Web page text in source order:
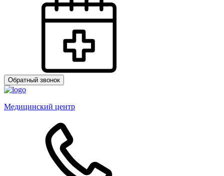
Обратный звонок
Медицинский центр